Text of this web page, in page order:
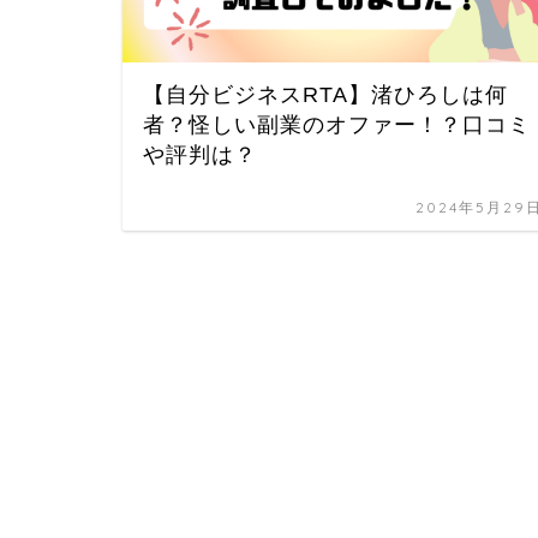
【自分ビジネスRTA】渚ひろしは何
者？怪しい副業のオファー！？口コミ
や評判は？
2024年5月29